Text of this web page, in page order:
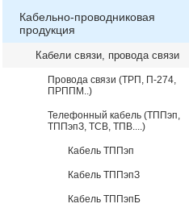
Кабельно-проводниковая
продукция
Кабели связи, провода связи
Провода связи (ТРП, П-274,
ПРППМ..)
Телефонный кабель (ТППэп,
ТППэпЗ, ТСВ, ТПВ....)
Кабель ТППэп
Кабель ТППэпЗ
Кабель ТППэпБ